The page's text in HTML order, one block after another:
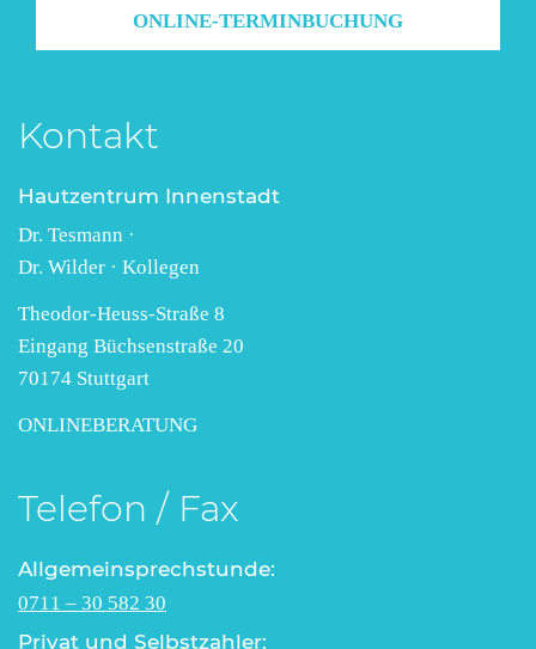
ONLINE-TERMINBUCHUNG
Kontakt
Hautzentrum Innenstadt
Dr. Tesmann ·
Dr. Wilder · Kollegen
Theodor-Heuss-Straße 8
Eingang Büchsenstraße 20
70174 Stuttgart
ONLINEBERATUNG
Telefon / Fax
Allgemeinsprechstunde:
0711 – 30 582 30
Privat und Selbstzahler: